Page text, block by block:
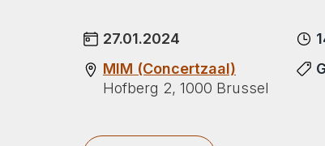
27.01.2024
MIM (Concertzaal)
Hofberg 2, 1000 Brussel